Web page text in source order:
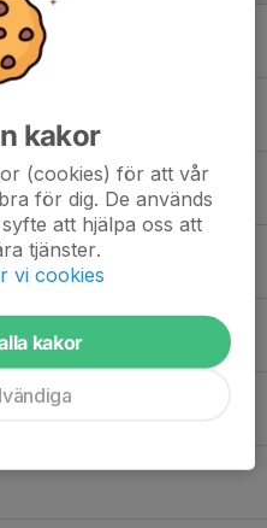
kakor
(cookies) för att vår
för dig. De används
att hjälpa oss att
tjänster.
vi cookies
kakor